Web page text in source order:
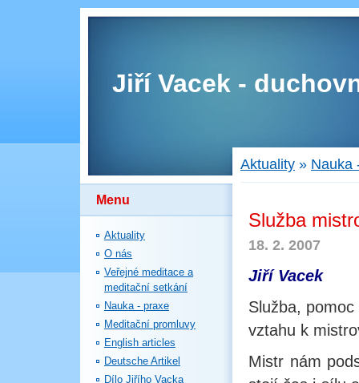
Jiří Vacek -
Menu
Aktuality
O nás
Veřejné meditace a
meditační setkání
Nauka - praxe
Meditační promluvy
English articles
Deutsche Artikel
Dílo Jiřího Vacka
Aktuality » Nauka
Služba
18. 2. 2007
Jiří Vacek
Služba,
vztahu k
Mistr nám